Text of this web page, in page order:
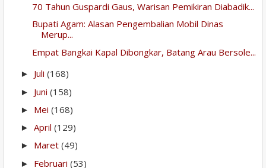
70 Tahun Guspardi Gaus, Warisan Pemikiran Diabadik...
Bupati Agam: Alasan Pengembalian Mobil Dinas
Merup...
Empat Bangkai Kapal Dibongkar, Batang Arau Bersole...
► Juli (168)
► Juni (158)
► Mei (168)
► April (129)
► Maret (49)
► Februari (53)